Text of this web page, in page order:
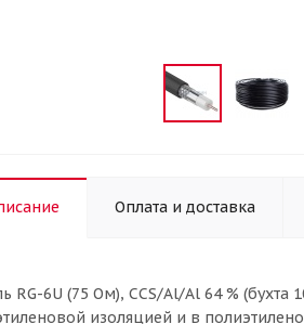
Оплата и доставка
RG-6U (75 Ом), CCS/Al/Al 64 %
изоляцией и в